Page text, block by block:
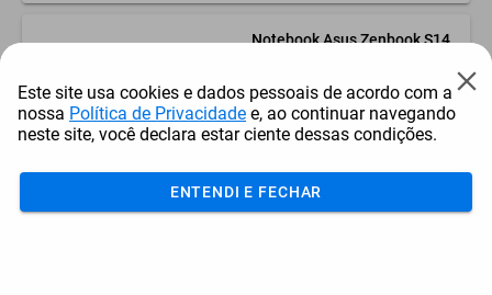
Notebook Asus Zenbook S14
639.369pontos
Este site usa cookies e dados pessoais de acordo com a
nossa Política de Privacidade e, ao continuar navegando
neste site, você declara estar ciente dessas condições.
ENTENDI E FECHAR